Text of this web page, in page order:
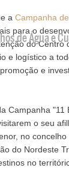
a Campanha
para o
do Centro
e logístico a
e
Campanha
o seu
no
do Nordeste
no
de Água e